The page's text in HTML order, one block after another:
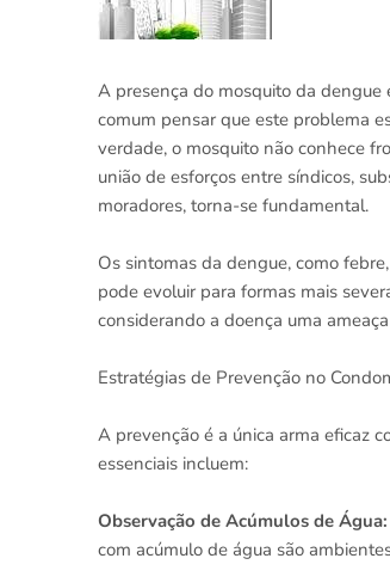
A presença do mosquito da dengue
comum pensar que este problema
verdade, o mosquito não conhece
união de esforços entre síndicos,
moradores, torna-se fundamental.
Os sintomas da dengue, como
pode evoluir para formas mais
considerando a doença uma
Estratégias de Prevenção no
A prevenção é a única arma eficaz
essenciais incluem:
Observação de Acúmulos de Água:
com acúmulo de água são